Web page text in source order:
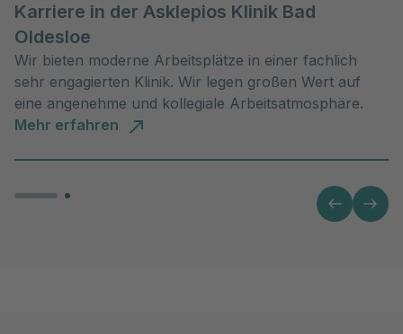
Karriere in der Asklepios Klinik Bad
Oldesloe
Wir bieten moderne Arbeitsplätze in einer fachlich
sehr engagierten Klinik. Wir legen großen Wert auf
eine angenehme und kollegiale Arbeitsatmosphäre.
Mehr erfahren